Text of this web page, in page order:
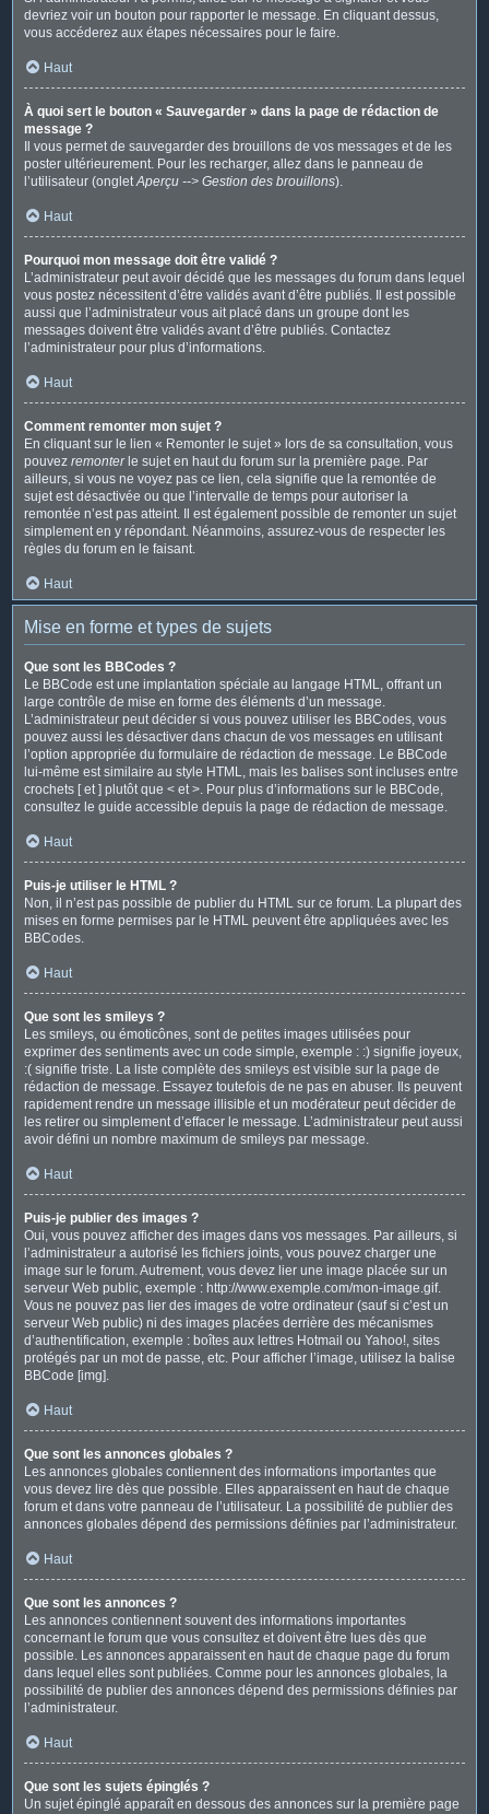
devriez voir un bouton pour rapporter le message. En cliquant dessus,
vous accéderez aux étapes nécessaires pour le faire.
Haut
À quoi sert le bouton « Sauvegarder » dans la page de rédaction de
message ?
Il vous permet de sauvegarder des brouillons de vos messages et de les
poster ultérieurement. Pour les recharger, allez dans le panneau de
l’utilisateur (ongletAperçu --> Gestion des brouillons).
Haut
Pourquoi mon message doit être validé ?
L’administrateur peut avoir décidé que les messages du forum dans lequel
vous postez nécessitent d’être validés avant d’être publiés. Il est possible
aussi que l’administrateur vous ait placé dans un groupe dont les
messages doivent être validés avant d’être publiés. Contactez
l’administrateur pour plus d’informations.
Haut
Comment remonter mon sujet ?
En cliquant sur le lien « Remonter le sujet » lors de sa consultation, vous
pouvez remonterle sujet en haut du forum sur la première page. Par
ailleurs, si vous ne voyez pas ce lien, cela signifie que la remontée de
sujet est désactivée ou que l’intervalle de temps pour autoriser la
remontée n’est pas atteint. Il est également possible de remonter un sujet
simplement en y répondant. Néanmoins, assurez-vous de respecter les
règles du forum en le faisant.
Haut
Mise en forme et types de sujets
Que sont les BBCodes ?
Le BBCode est une implantation spéciale au langage HTML, offrant un
large contrôle de mise en forme des éléments d’un message.
L’administrateur peut décider si vous pouvez utiliser les BBCodes, vous
pouvez aussi les désactiver dans chacun de vos messages en utilisant
l’option appropriée du formulaire de rédaction de message. Le BBCode
lui-même est similaire au style HTML, mais les balises sont incluses entre
crochets [ et ] plutôt que < et >. Pour plus d’informations sur le BBCode,
consultez le guide accessible depuis la page de rédaction de message.
Haut
Puis-je utiliser le HTML ?
Non, il n’est pas possible de publier du HTML sur ce forum. La plupart des
mises en forme permises par le HTML peuvent être appliquées avec les
BBCodes.
Haut
Que sont les smileys ?
Les smileys, ou émoticônes, sont de petites images utilisées pour
exprimer des sentiments avec un code simple, exemple : :) signifie joyeux,
:( signifie triste. La liste complète des smileys est visible sur la page de
rédaction de message. Essayez toutefois de ne pas en abuser. Ils peuvent
rapidement rendre un message illisible et un modérateur peut décider de
les retirer ou simplement d’effacer le message. L’administrateur peut aussi
avoir défini un nombre maximum de smileys par message.
Haut
Puis-je publier des images ?
Oui, vous pouvez afficher des images dans vos messages. Par ailleurs, si
l’administrateur a autorisé les fichiers joints, vous pouvez charger une
image sur le forum. Autrement, vous devez lier une image placée sur un
serveur Web public, exemple : http://www.exemple.com/mon-image.gif.
Vous ne pouvez pas lier des images de votre ordinateur (sauf si c’est un
serveur Web public) ni des images placées derrière des mécanismes
d’authentification, exemple : boîtes aux lettres Hotmail ou Yahoo!, sites
protégés par un mot de passe, etc. Pour afficher l’image, utilisez la balise
BBCode [img].
Haut
Que sont les annonces globales ?
Les annonces globales contiennent des informations importantes que
vous devez lire dès que possible. Elles apparaissent en haut de chaque
forum et dans votre panneau de l’utilisateur. La possibilité de publier des
annonces globales dépend des permissions définies par l’administrateur.
Haut
Que sont les annonces ?
Les annonces contiennent souvent des informations importantes
concernant le forum que vous consultez et doivent être lues dès que
possible. Les annonces apparaissent en haut de chaque page du forum
dans lequel elles sont publiées. Comme pour les annonces globales, la
possibilité de publier des annonces dépend des permissions définies par
l’administrateur.
Haut
Que sont les sujets épinglés ?
Un sujet épinglé apparaît en dessous des annonces sur la première page